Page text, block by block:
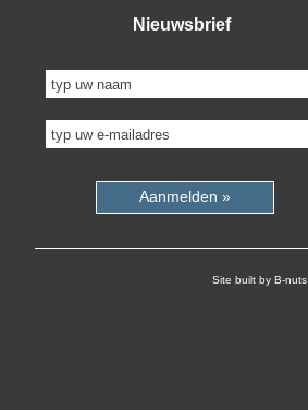
Nieuwsbrief
Aanmelden »
Site built by B-nuts